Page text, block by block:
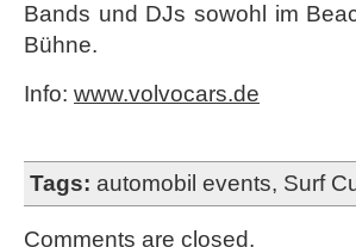
Bands und DJs sowohl im
Bühne.
Info: www.volvocars.de
Tags: automobil events, Surf
Comments are closed.